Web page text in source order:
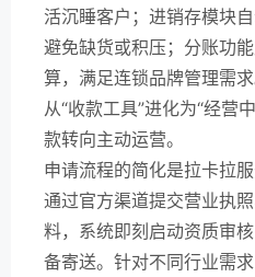
活沉睡客户；进销存模块
避免缺货或积压；分账功
算，满足连锁品牌管理需
从“收款工具”进化为“经营
款转向主动运营。
申请流程的简化是拉卡拉
通过官方渠道提交营业执
料，系统即刻启动资质审
备寄送。针对不同行业需